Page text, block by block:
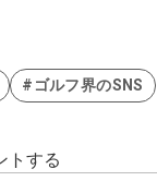
#ゴルフ界のSNS